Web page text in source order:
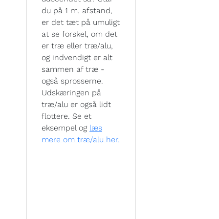
du på 1 m. afstand,
er det tæt på umuligt
at se forskel, om det
er træ eller træ/alu,
og indvendigt er alt
sammen af træ -
også sprosserne.
Udskæringen på
træ/alu er også lidt
flottere. Se et
eksempel og læs
mere om træ/alu her.